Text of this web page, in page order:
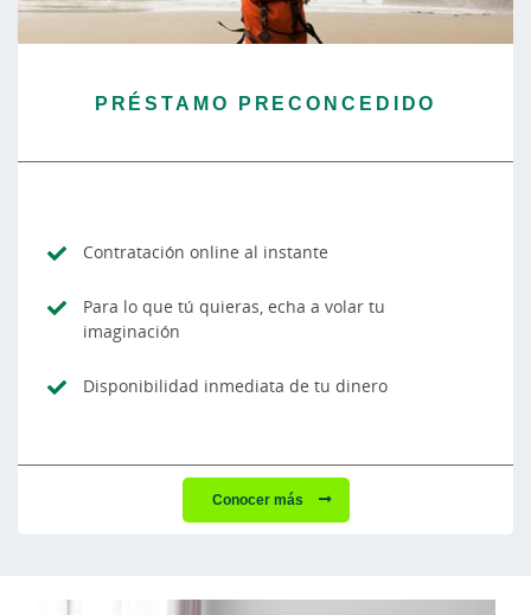
PRÉSTAMO PRECONCEDIDO
Contratación online al instante
Para lo que tú quieras, echa a volar tu
imaginación
Disponibilidad inmediata de tu dinero
Conocer más